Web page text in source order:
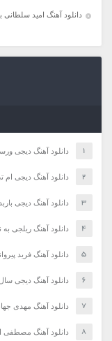
دانلود آهنگ امید سلطانی
دانلود آهنگ دیجی ورسی به
دانلود آهنگ دیجی
دانلود آهنگ دیجی باربد به
دانلود آهنگ ریلجی به نام
دانلود آهنگ فرید
دانلود آهنگ دیجی سال به
دانلود آهنگ مهدی
دانلود آهنگ مصطفی